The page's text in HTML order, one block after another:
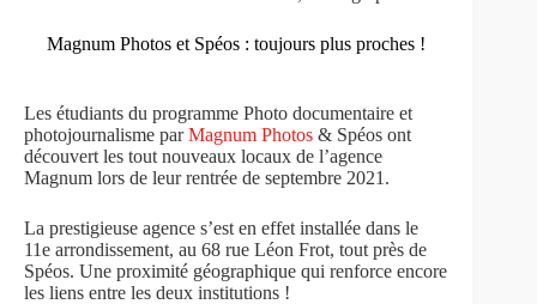
Magnum Photos et Spéos : toujours plus proches !
Les étudiants du programme Photo documentaire et
photojournalisme parMagnum Photos & Spéos ont
découvert les tout nouveaux locaux de l’agence
Magnum lors de leur rentrée de septembre 2021.
La prestigieuse agence s’est en effet installée dans le
11e arrondissement, au 68 rue Léon Frot, tout près de
Spéos. Une proximité géographique qui renforce encore
les liens entre les deux institutions !